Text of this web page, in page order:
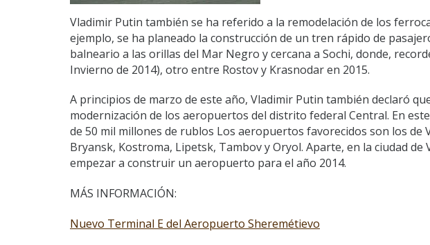
Vladimir Putin también se ha referido a la remodelación de los
ejemplo, se ha planeado la construcción de un tren rápido de
balneario a las orillas del Mar Negro y cercana a Sochi, donde,
Invierno de 2014), otro entre Rostov y Krasnodar en 2015.
A principios de marzo de este año, Vladimir Putin también declaró
modernización de los aeropuertos del distrito federal Central. En
de 50 mil millones de rublos Los aeropuertos favorecidos son los de
Bryansk, Kostroma, Lipetsk, Tambov y Oryol. Aparte, en la ciudad de
empezar a construir un aeropuerto para el año 2014.
MÁS INFORMACIÓN:
Nuevo Terminal E del Aeropuerto Sheremétievo